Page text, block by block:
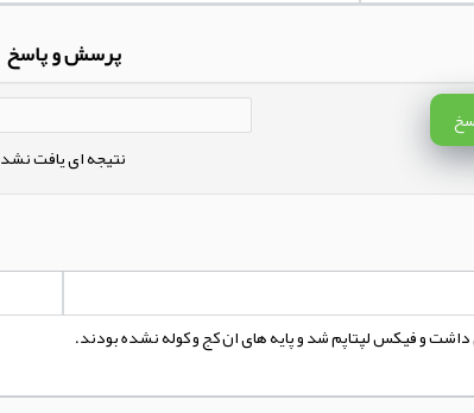
پرسش و پاسخ
نتیجه ای یافت نشد
داشت و فیکس لپتاپم شد و پایه های ان کج و کوله نشده بودند.